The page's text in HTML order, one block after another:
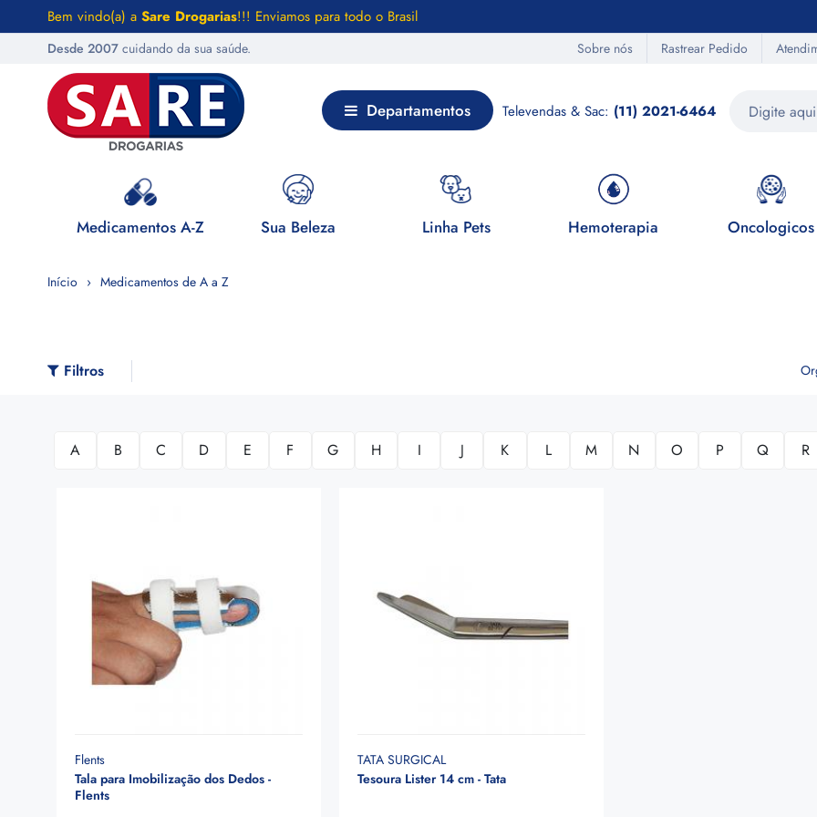
Bem vindo(a) a Sare Drogarias!!! Enviamos para todo o Brasil
Desde 2007 cuidando da sua saúde. Sobre nós Rastrear Pedido
Televendas & Sac: (11) 2021-6464
Departamentos
Medicamentos A-Z Sua Beleza Linha Pets Hemoterapia Oncologicos
Início Medicamentos de A a Z
Filtros
A B C D E F G H I J K L M N O P Q R
Flents
Tala para Imobilização dos Dedos -
Flents
TATA SURGICAL
Tesoura Lister 14 cm - Tata